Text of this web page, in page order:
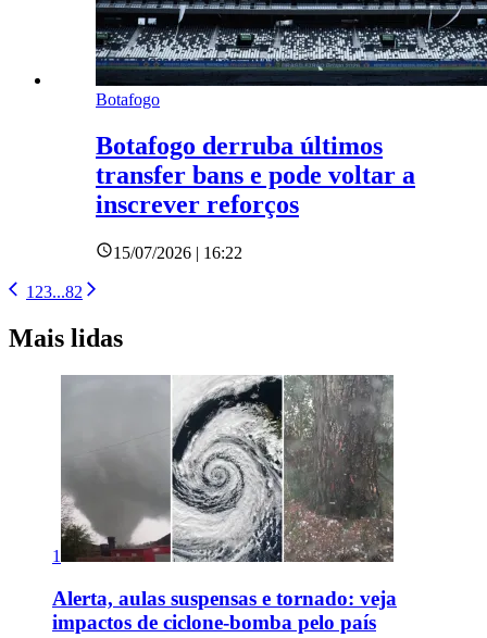
Botafogo
Botafogo derruba últimos
transfer bans e pode voltar a
inscrever reforços
15/07/2026 | 16:22
1 23...82
Mais lidas
1
Alerta, aulas suspensas e tornado: veja
impactos de ciclone-bomba pelo país